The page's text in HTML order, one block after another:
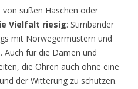
süßen Häschen oder
Vielfalt riesig: Stirnbänder
mit Norwegermustern und
Auch für die Damen und
die Ohren auch ohne eine
der Witterung zu schützen.